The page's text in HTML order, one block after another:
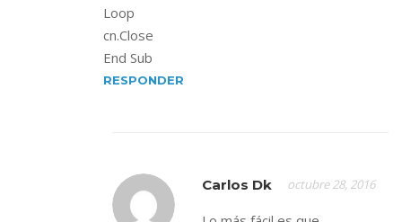
Loop
cn.Close
End Sub
RESPONDER
Carlos Dk octubre 28, 2016